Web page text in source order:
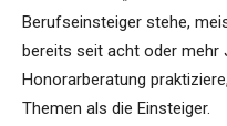
Berufseinsteiger stehe,
bereits seit acht oder mehr
Honorarberatung
Themen als die Einsteiger.